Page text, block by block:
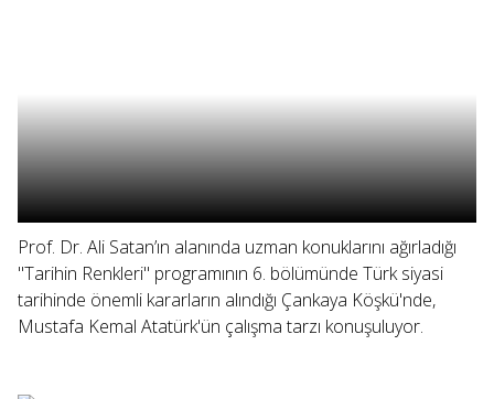
Prof. Dr. Ali Satan’ın alanında uzman konuklarını ağırladığı
"Tarihin Renkleri" programının 6. bölümünde Türk siyasi
tarihinde önemli kararların alındığı Çankaya Köşkü'nde,
Mustafa Kemal Atatürk'ün çalışma tarzı konuşuluyor.